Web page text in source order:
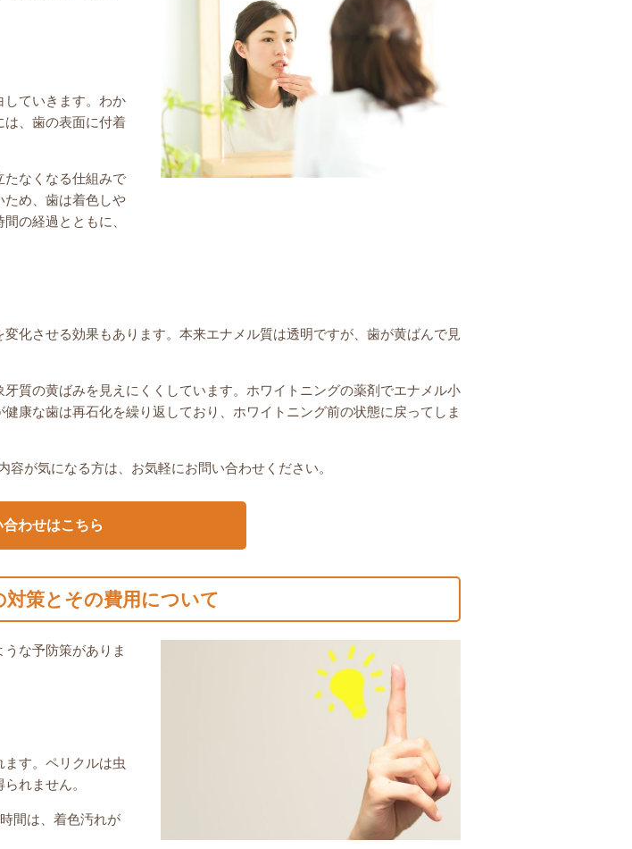
していきます。わか
は、歯の表面に付着
たなくなる仕組みで
ため、歯は着色しや
の経過とともに、
化させる効果もあります。本来エナメル質は透明ですが、歯が黄ばんで見
質の黄ばみを見えにくくしています。ホワイトニングの薬剤でエナメル小
康な歯は再石化を繰り返しており、ホワイトニング前の状態に戻ってしま
が気になる方は、お気軽にお問い合わせください。
合わせはこちら
策とその費用について
な予防策がありま
す。ペリクルは虫
れません。
間は、着色汚れが